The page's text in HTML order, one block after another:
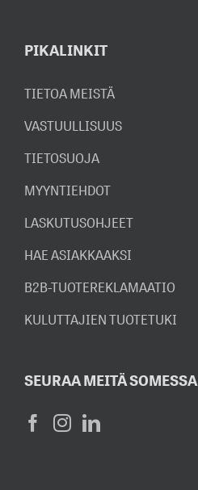
PIKALINKIT
TIETOA MEISTÄ
VASTUULLISUUS
TIETOSUOJA
MYYNTIEHDOT
LASKUTUSOHJEET
HAE ASIAKKAAKSI
B2B-TUOTEREKLAMAATIO
KULUTTAJIEN TUOTETUKI
SEURAA MEITÄ SOMESSA